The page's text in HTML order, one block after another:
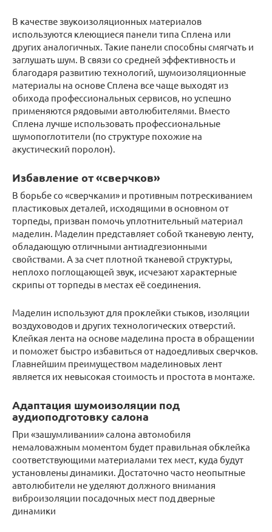
В качестве звукоизоляционных материалов
используются клеющиеся панели типа Сплена или
других аналогичных. Такие панели способны смягчать и
заглушать шум. В связи со средней эффективность и
благодаря развитию технологий, шумоизоляционные
материалы на основе Сплена все чаще выходят из
обихода профессиональных сервисов, но успешно
применяются рядовыми автолюбителями. Вместо
Сплена лучше использовать профессиональные
шумопоглотители (по структуре похожие на
акустический поролон).
Избавление от «сверчков»
В борьбе со «сверчками» и противным потрескиванием
пластиковых деталей, исходящими в основном от
торпеды, призван помочь уплотнительный материал
маделин. Маделин представляет собой тканевую ленту,
обладающую отличными антиадгезионными
свойствами. А за счет плотной тканевой структуры,
неплохо поглощающей звук, исчезают характерные
скрипы от торпеды в местах её соединения.
Маделин используют для проклейки стыков, изоляции
воздуховодов и других технологических отверстий.
Клейкая лента на основе маделина проста в обращении
и поможет быстро избавиться от надоедливых сверчков.
Главнейшим преимуществом маделиновых лент
является их невысокая стоимость и простота в монтаже.
Адаптация шумоизоляции под
аудиоподготовку салона
При «зашумливании» салона автомобиля
немаловажным моментом будет правильная обклейка
соответствующими материалами тех мест, куда будут
установлены динамики. Достаточно часто неопытные
автолюбители не уделяют должного внимания
виброизоляции посадочных мест под дверные
динамики